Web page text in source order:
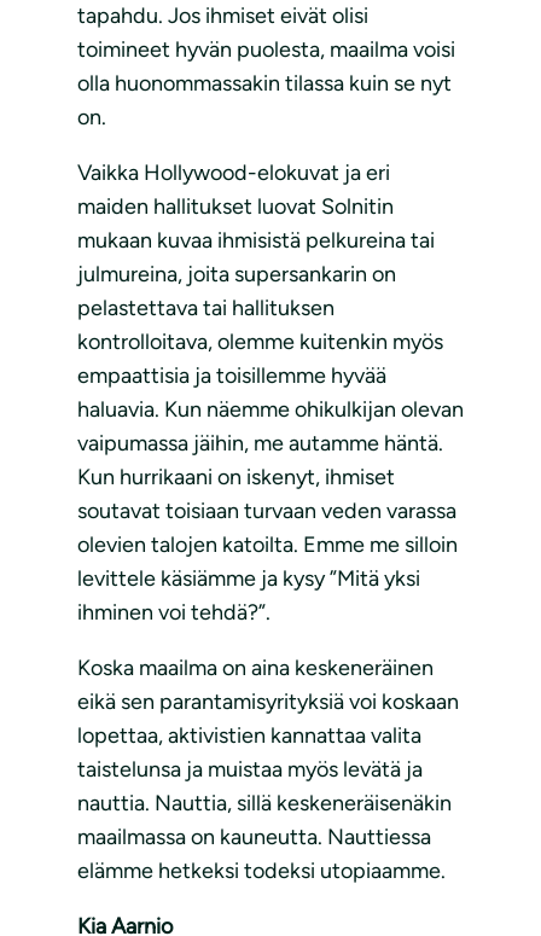
tapahdu. Jos ihmiset eivät olisi
toimineet hyvän puolesta, maailma voisi
olla huonommassakin tilassa kuin se nyt
on.
Vaikka Hollywood-elokuvat ja eri
maiden hallitukset luovat Solnitin
mukaan kuvaa ihmisistä pelkureina tai
julmureina, joita supersankarin on
pelastettava tai hallituksen
kontrolloitava, olemme kuitenkin myös
empaattisia ja toisillemme hyvää
haluavia. Kun näemme ohikulkijan olevan
vaipumassa jäihin, me autamme häntä.
Kun hurrikaani on iskenyt, ihmiset
soutavat toisiaan turvaan veden varassa
olevien talojen katoilta. Emme me silloin
levittele käsiämme ja kysy ”Mitä yksi
ihminen voi tehdä?”.
Koska maailma on aina keskeneräinen
eikä sen parantamisyrityksiä voi koskaan
lopettaa, aktivistien kannattaa valita
taistelunsa ja muistaa myös levätä ja
nauttia. Nauttia, sillä keskeneräisenäkin
maailmassa on kauneutta. Nauttiessa
elämme hetkeksi todeksi utopiaamme.
Kia Aarnio